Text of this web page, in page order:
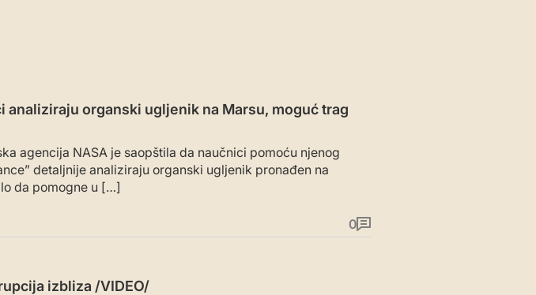
analiziraju organski ugljenik na Marsu, moguć trag
agencija NASA je saopštila da naučnici pomoću njenog
detaljnije analiziraju organski ugljenik pronađen na
da pomogne u […]
0
izbliza /VIDEO/